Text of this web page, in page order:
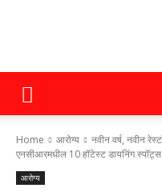
Home आरोग्य
नवीन वर्ष, नवीन
एनसीआरमधील 10 हॉटेस्ट डायनिंग स्पॉट्स
आरोग्य